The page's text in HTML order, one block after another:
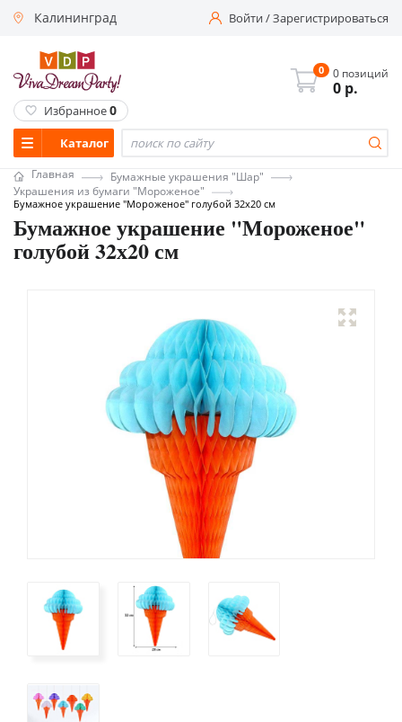
Калининград Войти/Зарегистрироваться
Каталог
0 0 позиций
0 р.
Избранное0
Главная
Бумажные украшения "Шар"
Украшения из бумаги "Мороженое"
Бумажное украшение "Мороженое" голубой 32х20 см
Бумажное украшение "Мороженое"
голубой 32х20 см